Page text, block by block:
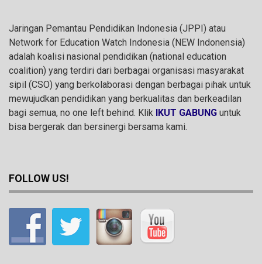
Jaringan Pemantau Pendidikan Indonesia (JPPI) atau
Network for Education Watch Indonesia (NEW Indonensia)
adalah koalisi nasional pendidikan (national education
coalition) yang terdiri dari berbagai organisasi masyarakat
sipil (CSO) yang berkolaborasi dengan berbagai pihak untuk
mewujudkan pendidikan yang berkualitas dan berkeadilan
bagi semua, no one left behind. Klik IKUT GABUNG untuk
bisa bergerak dan bersinergi bersama kami.
FOLLOW US!